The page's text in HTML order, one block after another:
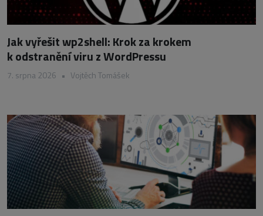
Jak vyřešit wp2shell: Krok za krokem
k odstranění viru z WordPressu
7. srpna 2026 • Vojtěch Tomášek